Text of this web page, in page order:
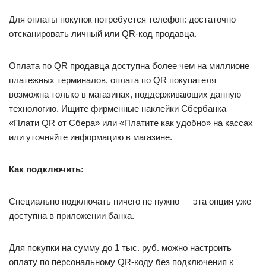
Для оплаты покупок потребуется телефон: достаточно
отсканировать личный или QR-код продавца.
Оплата по QR продавца доступна более чем на миллионе
платежных терминалов, оплата по QR покупателя
возможна только в магазинах, поддерживающих данную
технологию. Ищите фирменные наклейки Сбербанка
«Плати QR от Сбера» или «Платите как удобно» на кассах
или уточняйте информацию в магазине.
Как подключить:
Специально подключать ничего не нужно — эта опция уже
доступна в приложении банка.
Для покупки на сумму до 1 тыс. руб. можно настроить
оплату по персональному QR-коду без подключения к